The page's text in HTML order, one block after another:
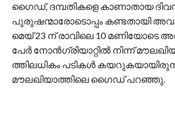
ഗൈഡ്, ദമ്പതികളെ കാണാതായ
പുരുഷന്മാരോടൊപ്പം കണ്ടതായി
മെയ് 23 ന് രാവിലെ 10
പേർ നോൻഗ്രിയാറ്റിൽ നിന്ന്
ത്തിലധികം പടികൾ
മൗലഖിയാത്തിലെ ഗൈഡ് പറഞ്ഞു.